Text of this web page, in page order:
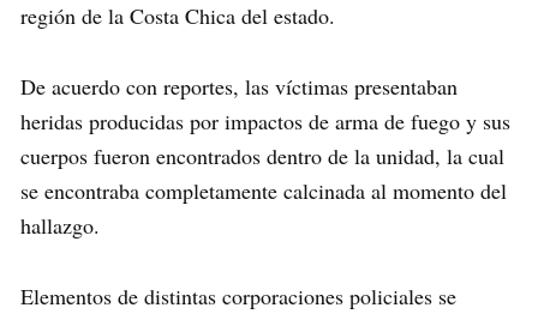
región de la Costa Chica del estado.
De acuerdo con reportes, las víctimas presentaban
heridas producidas por impactos de arma de fuego y sus
cuerpos fueron encontrados dentro de la unidad, la cual
se encontraba completamente calcinada al momento del
hallazgo.
Elementos de distintas corporaciones policiales se